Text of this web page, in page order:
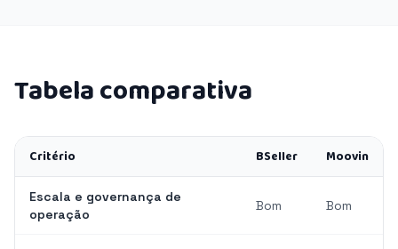
Tabela comparativa
Critério BSeller Moovin
Escala e governança de
operação
Bom Bom